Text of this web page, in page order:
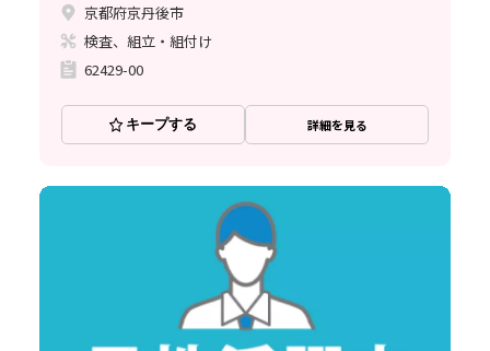
京都府京丹後市
検査、組立・組付け
62429-00
キープする 詳細を見る